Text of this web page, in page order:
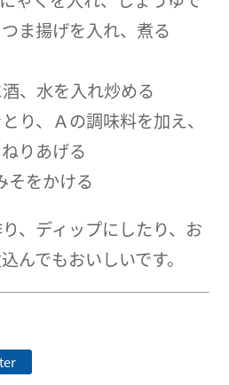
ま揚げを入れ、煮る
、水を入れ炒める
り、Ａの調味料を加え、
りあげる
そをかける
、ディップにしたり、お
んでもおいしいです。